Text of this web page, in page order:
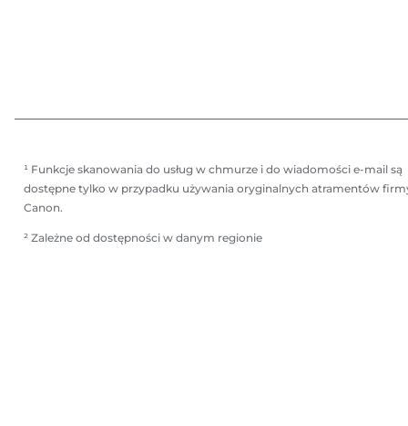
¹ Funkcje skanowania do usług w chmurze i do wiadomości e-mail są
dostępne tylko w przypadku używania oryginalnych atramentów
Canon.
² Zależne od dostępności w danym regionie